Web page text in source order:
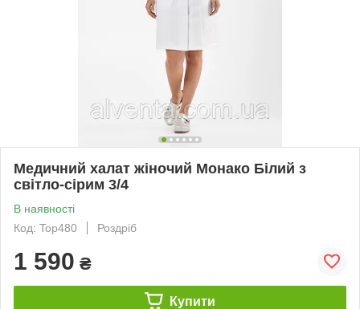
Медичний халат жіночий Монако Білий з
світло-сірим 3/4
В наявності
Код: Top480
Роздріб
1 590 ₴
Купити